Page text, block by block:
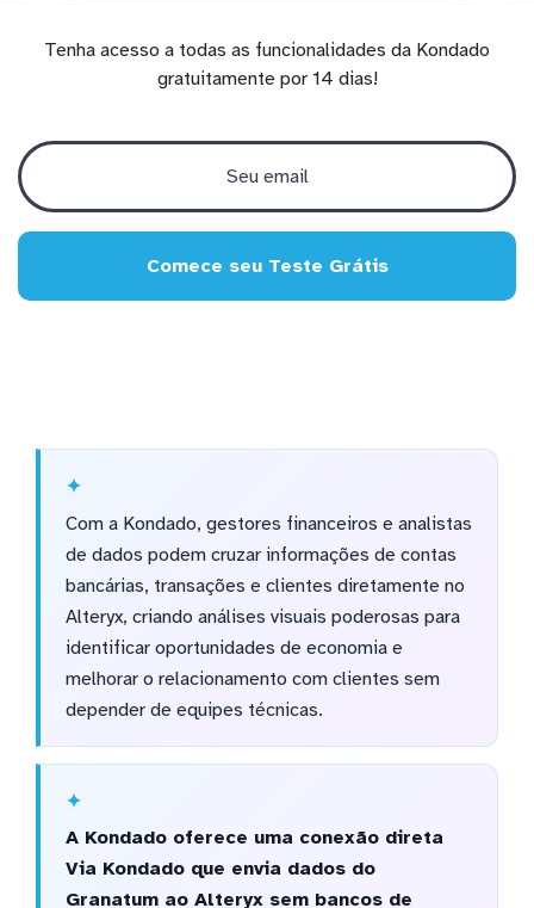
Tenha acesso a todas as funcionalidades da Kondado
gratuitamente por 14 dias!
Comece seu Teste Grátis
Com a Kondado, gestores financeiros e analistas
de dados podem cruzar informações de contas
bancárias, transações e clientes diretamente no
Alteryx, criando análises visuais poderosas para
identificar oportunidades de economia e
melhorar o relacionamento com clientes sem
depender de equipes técnicas.
A Kondado oferece uma conexão direta
Via Kondado que envia dados do
Granatum ao Alteryx sem bancos de